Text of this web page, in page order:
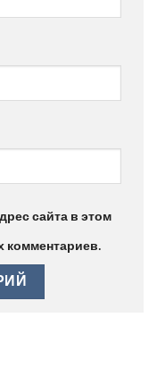
сайта в этом
комментариев.